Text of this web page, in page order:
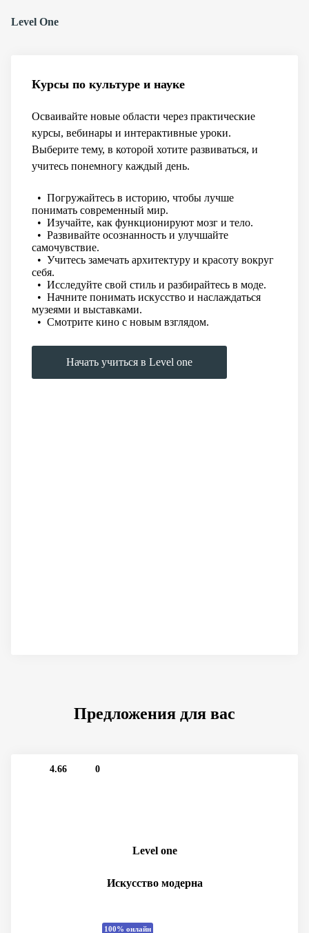
Level One
Курсы по культуре и науке
Осваивайте новые области через практические
курсы, вебинары и интерактивные уроки.
Выберите тему, в которой хотите развиваться, и
учитесь понемногу каждый день.
• Погружайтесь в историю, чтобы лучше
понимать современный мир.
• Изучайте, как функционируют мозг и тело.
• Развивайте осознанность и улучшайте
самочувствие.
• Учитесь замечать архитектуру и красоту вокруг
себя.
• Исследуйте свой стиль и разбирайтесь в моде.
• Начните понимать искусство и наслаждаться
музеями и выставками.
• Смотрите кино с новым взглядом.
Начать учиться в Level one
Предложения для вас
4.66 0
Level one
Искусство модерна
100% онлайн